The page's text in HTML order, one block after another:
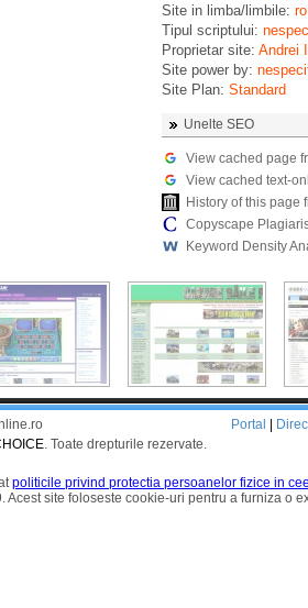
Site in limba/limbile: ro
Tipul scriptului:
Proprietar site: Andrei
Site power by:
Site Plan: Standard
Unelte SEO
View cached page
View cached text-
History of this page
Copyscape
Keyword Density
. Toate drepturile rezervate.
Portal
politicile privind protectia persoanelor fizice in
Acest site foloseste cookie-uri pentru a furniza o